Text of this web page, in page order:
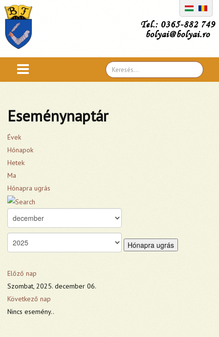
Tel.: 0365-882 749
bolyai@bolyai.ro
Search
...
Eseménynaptár
Évek
Hónapok
Hetek
Ma
Hónapra ugrás
Hónapra ugrás
Előző nap
Szombat, 2025. december 06.
Következő nap
Nincs esemény..